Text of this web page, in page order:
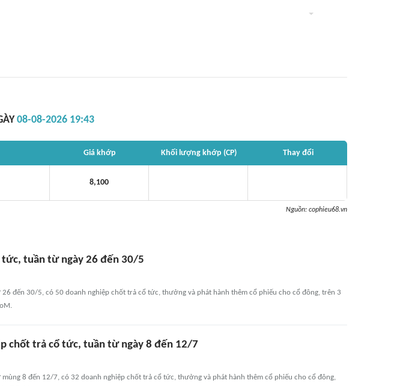
08-08-2026 19:43
Giá khớp Khối lượng khớp (CP) Thay đổi
8,100
Nguồn: cophieu68.vn
tức, tuần từ ngày 26 đến 30/5
26 đến 30/5, có 50 doanh nghiệp chốt trả cổ tức, thưởng và phát hành thêm cổ phiếu cho cổ đông, trên 3
chốt trả cổ tức, tuần từ ngày 8 đến 12/7
mùng 8 đến 12/7, có 32 doanh nghiệp chốt trả cổ tức, thưởng và phát hành thêm cổ phiếu cho cổ đông,